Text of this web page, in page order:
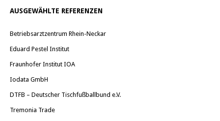
AUSGEWÄHLTE REFERENZEN
Betriebsarztzentrum Rhein-Neckar
Eduard Pestel Institut
Fraunhofer Institut IOA
Iodata GmbH
DTFB – Deutscher Tischfußballbund e.V.
Tremonia Trade